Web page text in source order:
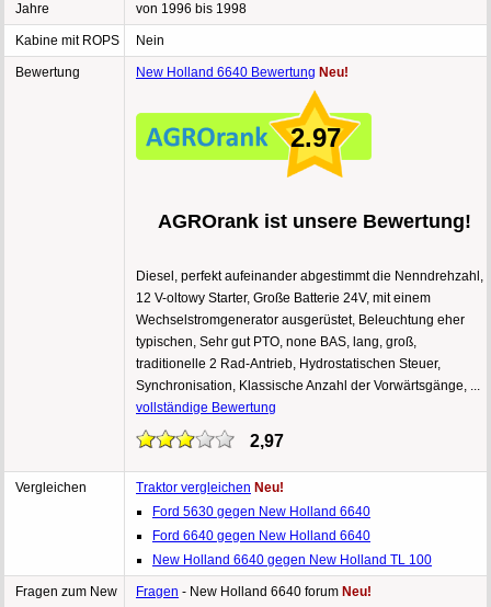
Jahre von 1996 bis 1998
Kabine mit ROPS Nein
Bewertung New Holland 6640 Bewertung Neu!
2.97
AGROrank ist unsere Bewertung!
Diesel, perfekt aufeinander abgestimmt die Nenndrehzahl,
12 V-oltowy Starter, Große Batterie 24V, mit einem
Wechselstromgenerator ausgerüstet, Beleuchtung eher
typischen, Sehr gut PTO, none BAS, lang, groß,
traditionelle 2 Rad-Antrieb, Hydrostatischen Steuer,
Synchronisation, Klassische Anzahl der Vorwärtsgänge, ...
vollständige Bewertung
2,97
Vergleichen Traktor vergleichen Neu!
Ford 5630 gegen New Holland 6640
Ford 6640 gegen New Holland 6640
New Holland 6640 gegen New Holland TL 100
Fragen zum New
Fragen - New Holland 6640 forum Neu!